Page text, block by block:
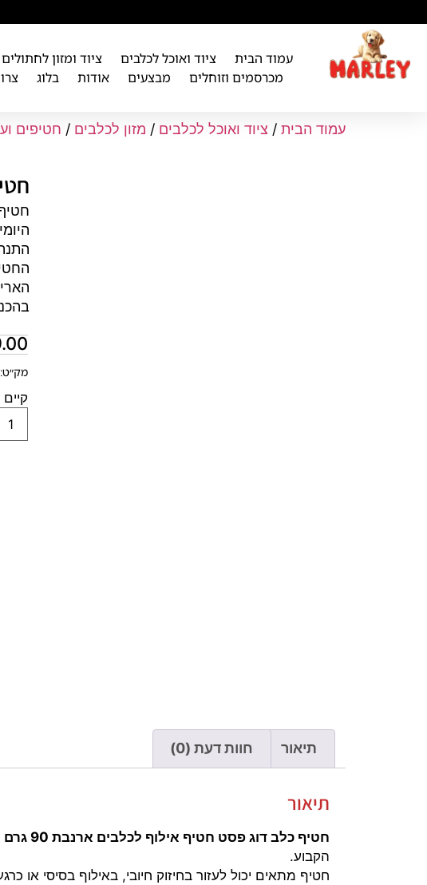
עמוד הבית ציוד ואוכל לכלבים ציוד ומזון לחתולים
מכרסמים וזוחלים
מבצעים אודות בלוג
עמוד הבית / ציוד ואוכל לכלבים / מזון לכלבים / חטיפים
מק״ט:
תיאור חוות דעת (0)
תיאור
חטיף כלב דוג פסט חטיף אילוף לכלבים ארנבת 90 גרם
הקבוע.
חטיף מתאים יכול לעזור בחיזוק חיובי, באילוף בסיסי